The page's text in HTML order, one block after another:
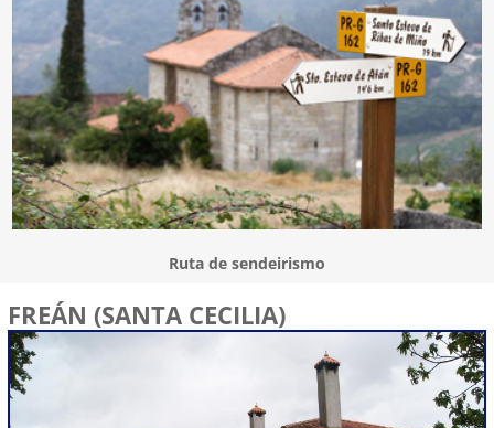
Ruta de sendeirismo
FREÁN (SANTA CECILIA)